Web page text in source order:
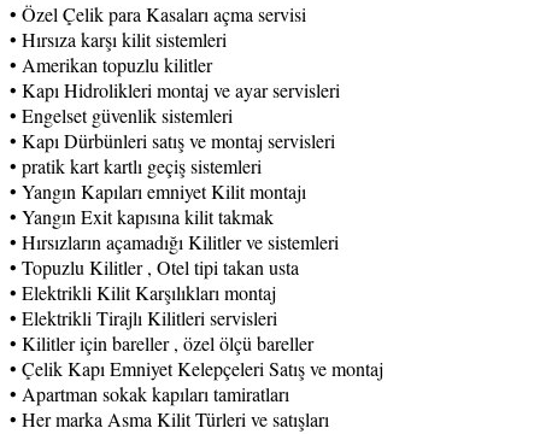
• Özel Çelik para Kasaları açma servisi
• Hırsıza karşı kilit sistemleri
• Amerikan topuzlu kilitler
• Kapı Hidrolikleri montaj ve ayar servisleri
• Engelset güvenlik sistemleri
• Kapı Dürbünleri satış ve montaj servisleri
• pratik kart kartlı geçiş sistemleri
• Yangın Kapıları emniyet Kilit montajı
• Yangın Exit kapısına kilit takmak
• Hırsızların açamadığı Kilitler ve sistemleri
• Topuzlu Kilitler , Otel tipi takan usta
• Elektrikli Kilit Karşılıkları montaj
• Elektrikli Tirajlı Kilitleri servisleri
• Kilitler için bareller , özel ölçü bareller
• Çelik Kapı Emniyet Kelepçeleri Satış ve montaj
• Apartman sokak kapıları tamiratları
• Her marka Asma Kilit Türleri ve satışları